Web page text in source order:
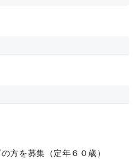
方を募集（定年６０歳）